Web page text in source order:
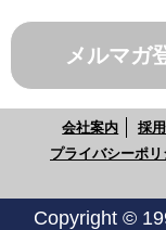
メルマガ
会社案内 採
プライバシーポ
Copyright ©